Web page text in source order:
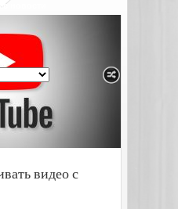
новости
видео с